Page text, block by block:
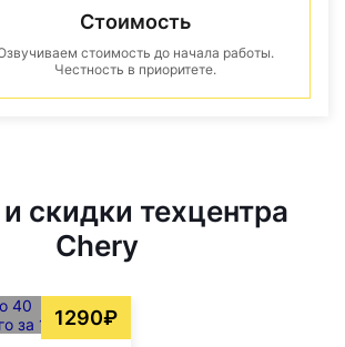
Стоимость
стоимость до начала работы.
Честность в приоритете.
скидки техцентра
Chery
1290₽